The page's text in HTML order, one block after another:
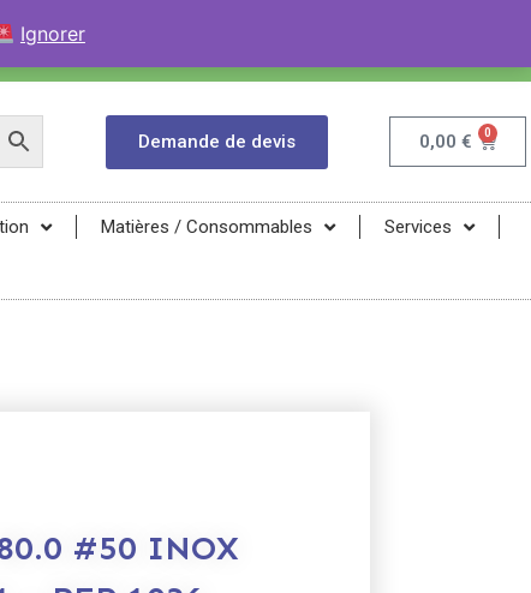
+33 (0)9 84 04 07 52
Demande de devis 0,00€ 0
Matières / Consommables Services
80.0 #50 INOX
Ignorer